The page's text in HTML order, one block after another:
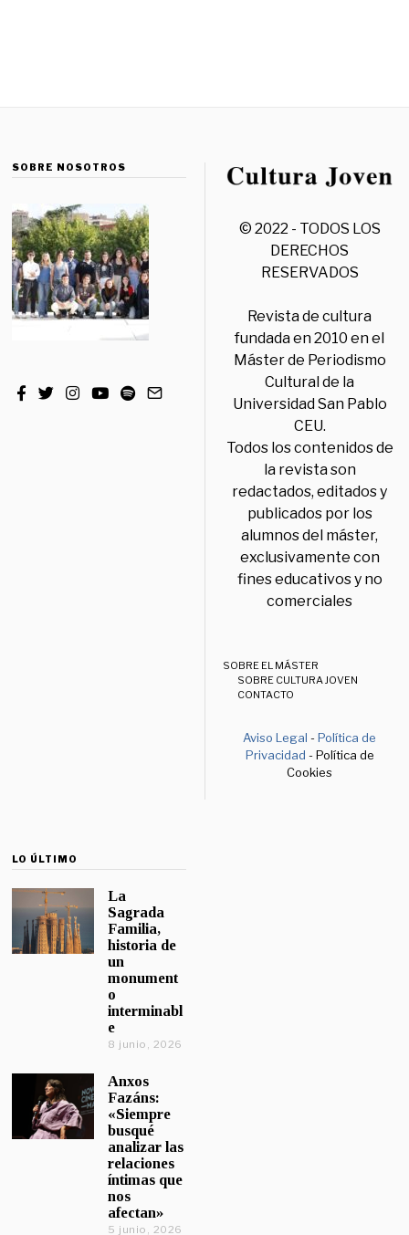
SOBRE NOSOTROS
© 2022 - TODOS LOS
DERECHOS
RESERVADOS
Revista de cultura
fundada en 2010 en el
Máster de Periodismo
Cultural de la
Universidad San Pablo
CEU.
Todos los contenidos de
la revista son
redactados, editados y
publicados por los
alumnos del máster,
exclusivamente con
fines educativos y no
comerciales
SOBRE EL MÁSTER
SOBRE CULTURA JOVEN
CONTACTO
Aviso Legal -Política de
Privacidad - Política de
Cookies
LO ÚLTIMO
La
Sagrada
Familia,
historia de
un
monument
o
interminabl
e
8 junio, 2026
Anxos
Fazáns:
«Siempre
busqué
analizar las
relaciones
íntimas que
nos
afectan»
5 junio, 2026